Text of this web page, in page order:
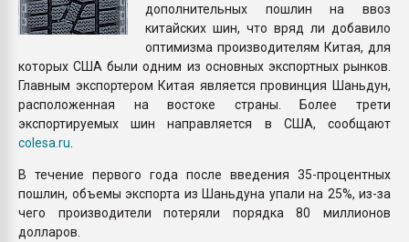
ПЕРЕЙТИ НА
дополнительных пошлин на ввоз
китайских шин, что вряд ли добавило
оптимизма производителям Китая, для
которых США были одним из основных экспортных рынков.
Главным экспортером Китая является провинция Шаньдун,
расположенная на востоке страны. Более трети
экспортируемых шин направляется в США, сообщают
colesa.ru
В течение первого года после введения 35-процентных
пошлин, объемы экспорта из Шаньдуна упали на 25%, из-за
чего производители потеряли порядка 80 миллионов
долларов.